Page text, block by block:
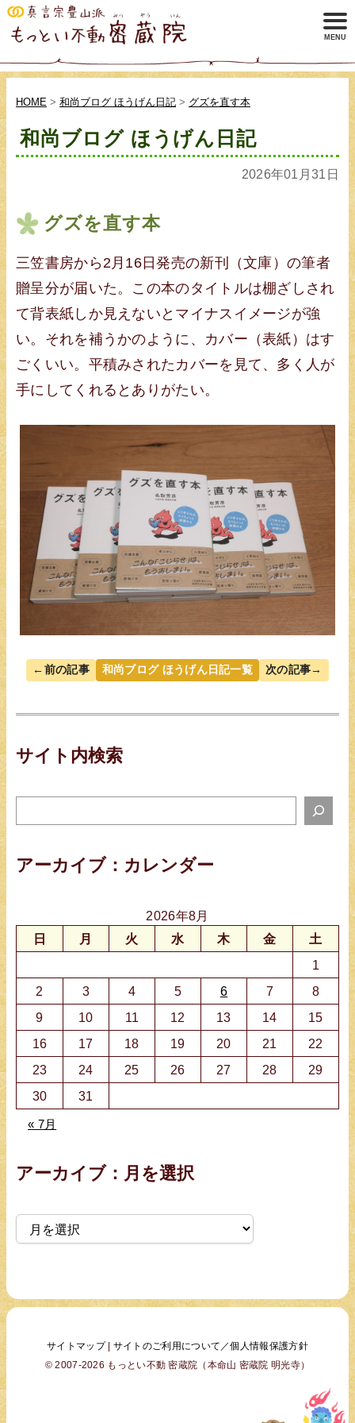
HOME > 和尚ブログ ほうげん日記 > グズを直す本
和尚ブログ ほうげん日記
2026年01月31日
グズを直す本
三笠書房から2月16日発売の新刊（文庫）の筆者
贈呈分が届いた。この本のタイトルは棚ざしされ
て背表紙しか見えないとマイナスイメージが強
い。それを補うかのように、カバー（表紙）はす
ごくいい。平積みされたカバーを見て、多く人が
手にしてくれるとありがたい。
←前の記事 和尚ブログ ほうげん日記一覧 次の記事→
サイト内検索
イ
検
アーカイブ：カレンダー
2026年8月
日
月 火 水 木 金
土
1
2
3 4 5 6 7
8
9
10 11 12 13 14
15
16
17 18 19 20 21
22
23
24 25 26 27 28
29
30
31
« 7月
アーカイブ：月を選択
ー
ブ
サイトマップ| サイトのご利用について／個人情報保護方針
© 2007-2026 もっとい不動 密蔵院（本命山 密蔵院 明光寺）